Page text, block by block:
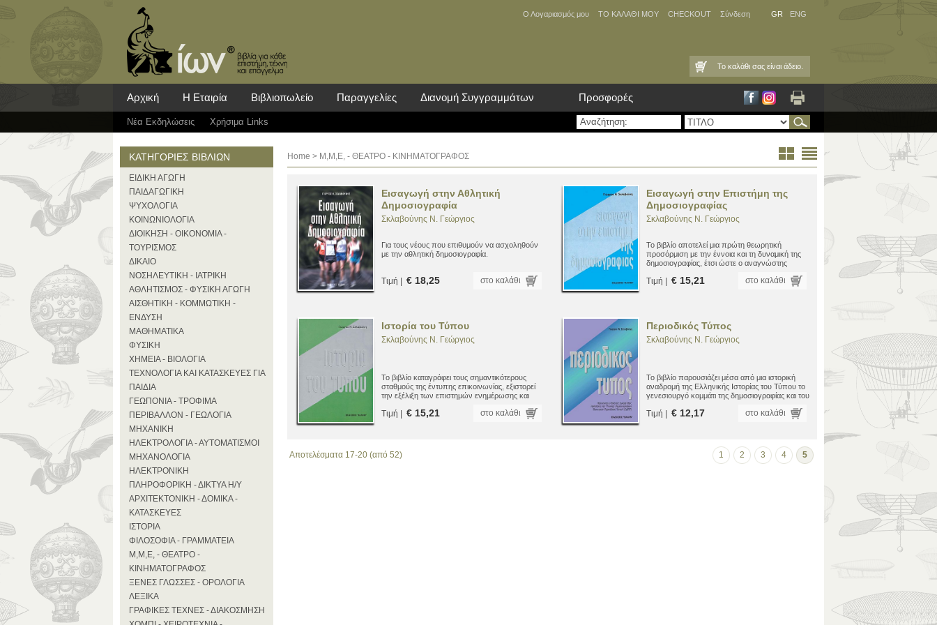
Ο Λογαριασμός μου ΤΟ ΚΑΛΑΘΙ ΜΟΥ CHECKOUT Σύνδεση GR ENG
Το καλάθι σας είναι άδειο.
Αρχική Η Εταιρία Βιβλιοπωλείο Παραγγελίες Διανομή Συγγραμμάτων Προσφορές
Νέα Eκδηλώσεις Χρήσιμα Links
ΚΑΤΗΓΟΡΙΕΣ ΒΙΒΛΙΩΝ
ΕΙΔΙΚΗ ΑΓΩΓΗ
ΠΑΙΔΑΓΩΓΙΚΗ
ΨΥΧΟΛΟΓΙΑ
ΚΟΙΝΩΝΙΟΛΟΓΙΑ
ΔΙΟΙΚΗΣΗ - ΟΙΚΟΝΟΜΙΑ -
ΤΟΥΡΙΣΜΟΣ
ΔΙΚΑΙΟ
ΝΟΣΗΛΕΥΤΙΚΗ - ΙΑΤΡΙΚΗ
ΑΘΛΗΤΙΣΜΟΣ - ΦΥΣΙΚΗ ΑΓΩΓΗ
ΑΙΣΘΗΤΙΚΗ - ΚΟΜΜΩΤΙΚΗ -
ΕΝΔΥΣΗ
ΜΑΘΗΜΑΤΙΚΑ
ΦΥΣΙΚΗ
ΧΗΜΕΙΑ - ΒΙΟΛΟΓΙΑ
ΤΕΧΝΟΛΟΓΙΑ ΚΑΙ ΚΑΤΑΣΚΕΥΕΣ ΓΙΑ
ΠΑΙΔΙΑ
ΓΕΩΠΟΝΙΑ - ΤΡΟΦΙΜΑ
ΠΕΡΙΒΑΛΛΟΝ - ΓΕΩΛΟΓΙΑ
ΜΗΧΑΝΙΚΗ
ΗΛΕΚΤΡΟΛΟΓΙΑ - ΑΥΤΟΜΑΤΙΣΜΟΙ
ΜΗΧΑΝΟΛΟΓΙΑ
ΗΛΕΚΤΡΟΝΙΚΗ
ΠΛΗΡΟΦΟΡΙΚΗ - ΔΙΚΤΥΑ Η/Υ
ΑΡΧΙΤΕΚΤΟΝΙΚΗ - ΔΟΜΙΚΑ -
ΚΑΤΑΣΚΕΥΕΣ
ΙΣΤΟΡΙΑ
ΦΙΛΟΣΟΦΙΑ - ΓΡΑΜΜΑΤΕΙΑ
Μ,Μ,Ε, - ΘΕΑΤΡΟ -
ΚΙΝΗΜΑΤΟΓΡΑΦΟΣ
ΞΕΝΕΣ ΓΛΩΣΣΕΣ - ΟΡΟΛΟΓΙΑ
ΛΕΞΙΚΑ
ΓΡΑΦΙΚΕΣ ΤΕΧΝΕΣ - ΔΙΑΚΟΣΜΗΣΗ
Home > Μ,Μ,Ε, - ΘΕΑΤΡΟ - ΚΙΝΗΜΑΤΟΓΡΑΦΟΣ
Εισαγωγή στην Αθλητική
Δημοσιογραφία
Σκλαβούνης N. Γεώργιος
Για τους νέους που επιθυμούν να ασχοληθούν
με την αθλητική δημοσιογραφία.
Τιμή | € 18,25 στο καλάθι
Εισαγωγή στην Επιστήμη της
Δημοσιογραφίας
Σκλαβούνης N. Γεώργιος
Το βιβλίο αποτελεί μια πρώτη θεωρητική
προσόρμιση με την έννοια και τη δυναμική της
δημοσιογραφίας, έτσι ώστε ο αναγνώστης
περισσότερο ο σπουδαστής της
Τιμή | € 15,21 στο καλάθι
Ιστορία του Τύπου
Σκλαβούνης N. Γεώργιος
Το βιβλίο καταγράφει τους σημαντικότερους
σταθμούς της έντυπης επικοινωνίας, εξιστορεί
την εξέλιξη των επιστημών ενημέρωσης και
Τύπου και της Δημοσιογραφίας.
Τιμή | € 15,21 στο καλάθι
Περιοδικός Τύπος
Σκλαβούνης N. Γεώργιος
Το βιβλίο παρουσιάζει μέσα από μια ιστορική
αναδρομή της Ελληνικής Ιστορίας του Τύπου το
γενεσιουργό κομμάτι της δημοσιογραφίας και του
Τιμή | € 12,17 στο καλάθι
Αποτελέσματα 17-20 (από 52) 1 2 3 4 5